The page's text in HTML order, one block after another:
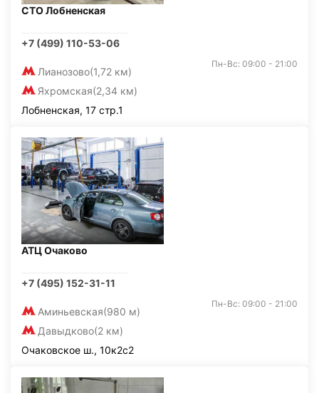
СТО Лобненская
+7 (499) 110-53-06
Лианозово(1,72 км)
Яхромская(2,34 км)
Пн-Вс: 09:00 - 21:00
Лобненская, 17 стр.1
АТЦ Очаково
+7 (495) 152-31-11
Аминьевская(980 м)
Давыдково(2 км)
Пн-Вс: 09:00 - 21:00
Очаковское ш., 10к2с2